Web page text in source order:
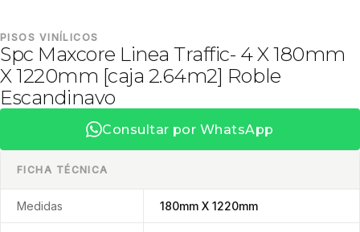
PISOS VINÍLICOS
Spc Maxcore Linea Traffic- 4 X 180mm
X 1220mm [caja 2.64m2] Roble
Escandinavo
Consultar por WhatsApp
FICHA TÉCNICA
Medidas 180mm X 1220mm